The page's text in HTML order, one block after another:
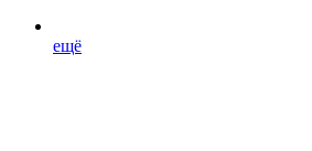
ещё